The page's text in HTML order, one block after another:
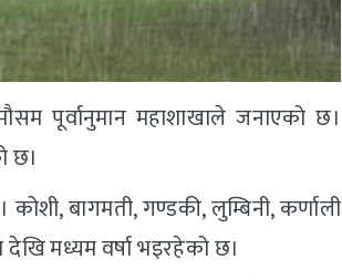
पूर्वानुमान महाशाखाले जनाएको छ।
छ।
बागमती, गण्डकी, लुम्बिनी, कर्णाली
मध्यम वर्षा भइरहेको छ।